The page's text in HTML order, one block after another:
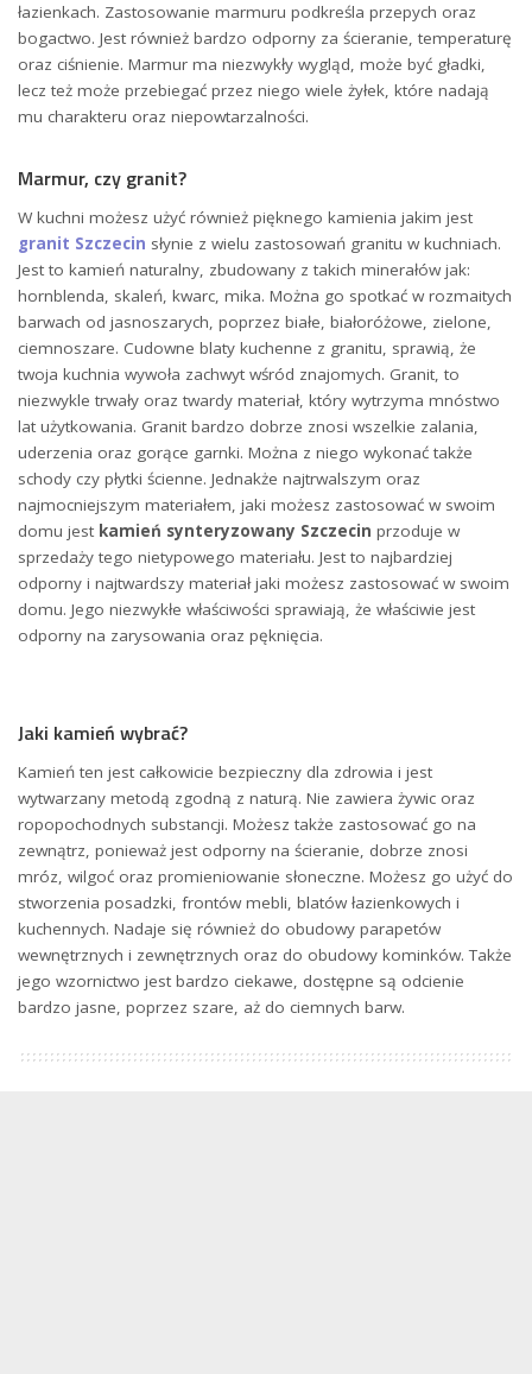
łazienkach. Zastosowanie marmuru podkreśla przepych oraz
bogactwo. Jest również bardzo odporny za ścieranie, temperaturę
oraz ciśnienie. Marmur ma niezwykły wygląd, może być gładki,
lecz też może przebiegać przez niego wiele żyłek, które nadają
mu charakteru oraz niepowtarzalności.
Marmur, czy granit?
W kuchni możesz użyć również pięknego kamienia jakim jest
granit Szczecin słynie z wielu zastosowań granitu w kuchniach.
Jest to kamień naturalny, zbudowany z takich minerałów jak:
hornblenda, skaleń, kwarc, mika. Można go spotkać w rozmaitych
barwach od jasnoszarych, poprzez białe, białoróżowe, zielone,
ciemnoszare. Cudowne blaty kuchenne z granitu, sprawią, że
twoja kuchnia wywoła zachwyt wśród znajomych. Granit, to
niezwykle trwały oraz twardy materiał, który wytrzyma mnóstwo
lat użytkowania. Granit bardzo dobrze znosi wszelkie zalania,
uderzenia oraz gorące garnki. Można z niego wykonać także
schody czy płytki ścienne. Jednakże najtrwalszym oraz
najmocniejszym materiałem, jaki możesz zastosować w swoim
domu jest kamień synteryzowany Szczecin przoduje w
sprzedaży tego nietypowego materiału. Jest to najbardziej
odporny i najtwardszy materiał jaki możesz zastosować w swoim
domu. Jego niezwykłe właściwości sprawiają, że właściwie jest
odporny na zarysowania oraz pęknięcia.
Jaki kamień wybrać?
Kamień ten jest całkowicie bezpieczny dla zdrowia i jest
wytwarzany metodą zgodną z naturą. Nie zawiera żywic oraz
ropopochodnych substancji. Możesz także zastosować go na
zewnątrz, ponieważ jest odporny na ścieranie, dobrze znosi
mróz, wilgoć oraz promieniowanie słoneczne. Możesz go użyć do
stworzenia posadzki, frontów mebli, blatów łazienkowych i
kuchennych. Nadaje się również do obudowy parapetów
wewnętrznych i zewnętrznych oraz do obudowy kominków. Także
jego wzornictwo jest bardzo ciekawe, dostępne są odcienie
bardzo jasne, poprzez szare, aż do ciemnych barw.